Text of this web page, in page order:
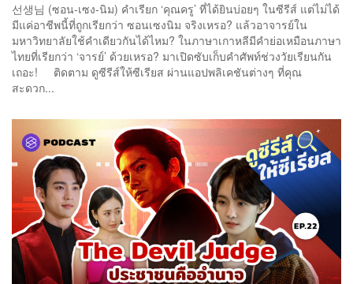
선생님 (ซอน-เซง-นิม) คำเรียก ‘คุณครู’ ที่ได้ยินบ่อยๆ ในซีรีส์ แต่ไม่ได้
มีแค่อาชีพนี้ที่ถูกเรียกว่า ซอนเซงนิม จริงเหรอ? แล้วอาจารย์ใน
มหาวิทยาลัยใช้คำเดียวกันได้ไหม? ในภาษาเกาหลีมีคำย่อเหมือนภาษา
ไทยที่เรียกว่า ‘จารย์’ ด้วยเหรอ? มาเปิดซับเก็บคำศัพท์ช่วงวัยเรียนกัน
เถอะ! ติดตาม ดูซีรีส์ให้ซีเรียส ผ่านแอปพลิเคชันต่างๆ ที่คุณ
สะดวก...